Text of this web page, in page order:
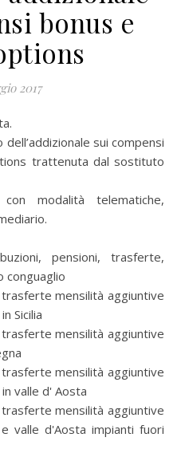
bonus e
2017
sui compensi
trattenuta dal sostituto
con modalità telematiche,
pensioni, trasferte,
conguaglio
mensilità aggiuntive
Sicilia
mensilità aggiuntive
mensilità aggiuntive
valle d' Aosta
mensilità aggiuntive
valle d'Aosta impianti fuori